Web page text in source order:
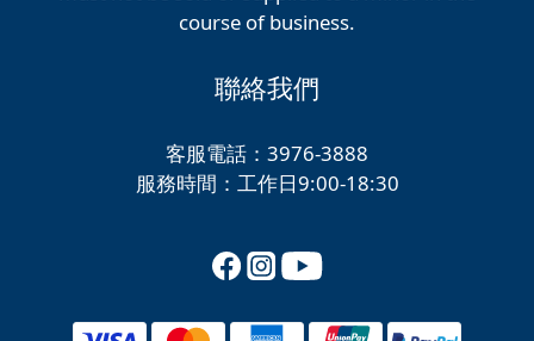
course of business.
聯絡我們
客服電話：3976-3888
服務時間：工作日9:00-18:30